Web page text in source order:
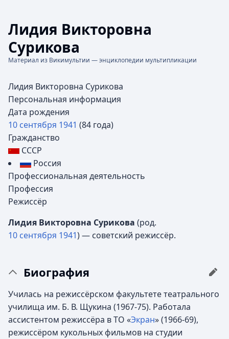
Лидия Викторовна
Сурикова
Материал из Викимультии — энциклопедии мультипликации
Лидия Викторовна Сурикова
Персональная информация
Дата рождения
10 сентября 1941 (84 года)
Гражданство
СССР
Россия
Профессиональная деятельность
Профессия
Режиссёр
Лидия Викторовна Сурикова (род.
10 сентября 1941) — советский режиссёр.
Биография
Училась на режиссёрском факультете театрального
училища им. Б. В. Щукина (1967-75). Работала
ассистентом режиссёра в ТО «Экран» (1966-69),
режиссёром кукольных фильмов на студии